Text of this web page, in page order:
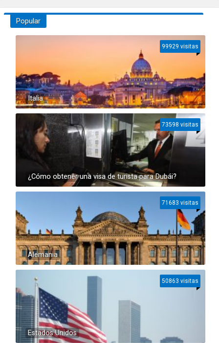
Popular
Italia
99929 visitas
¿Cómo obtener una visa de turista para Dubái?
73598 visitas
Alemania
71683 visitas
Estados Unidos
50863 visitas